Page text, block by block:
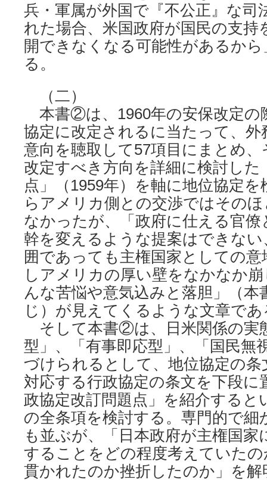
兵・軍属が外国で『不公正』な司
れた場合、米国政府が国民の支持
開できなくなる可能性があるか
る。
（二）
本書②は、1960年の安保改定の
協定に改定されるに当たって、
意向を聴取して57項目にまとめ
改定すべき方向を詳細に検討した
点」（1959年）を軸に地位協定
らアメリカ側との交渉ではその
なかったが、「政府に仕える官
幹を変えるような提案はできな
囲であっても主権国家としての
しアメリカの厚い壁をなかなか
んな苦悩や意気込みと落胆」（
じ）が見えてくるような文章で
そして本書②は、日米関係の実
型」、「有事即応型」、「国民無
づけられるとして、地位協定の
対応する行政協定の条文を下段に
政協定改訂問題点」を紹介すると
の全条項を検討する。専門的で細
も並ぶが、「日本政府が主権国
することをどの程度考えていた
貫かれたのか挫折したのか」を解